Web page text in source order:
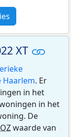
XT
Haarlem. Er
in het
in het
De
waarde van